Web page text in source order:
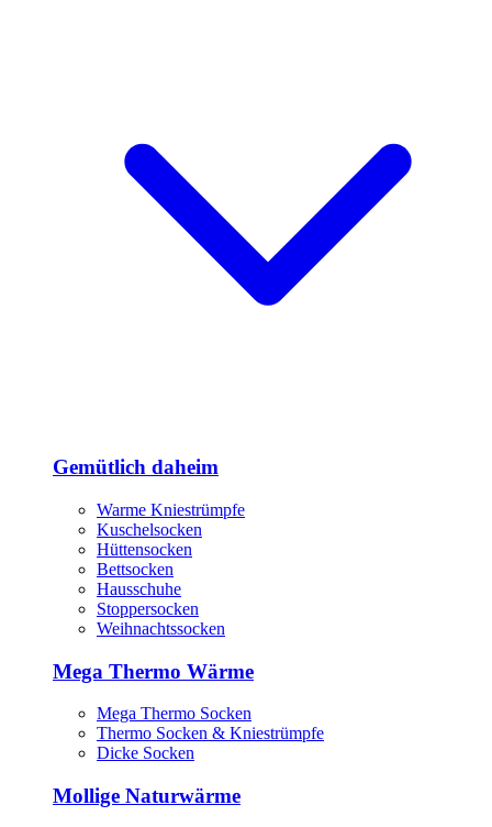
Gemütlich daheim
Warme Kniestrümpfe
Kuschelsocken
Hüttensocken
Bettsocken
Hausschuhe
Stoppersocken
Weihnachtssocken
Mega Thermo Wärme
Mega Thermo Socken
Thermo Socken & Kniestrümpfe
Dicke Socken
Mollige Naturwärme